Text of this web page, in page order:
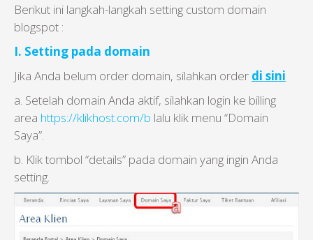
Berikut ini langkah-langkah setting custom domain
blogspot :
I. Setting pada domain
Jika Anda belum order domain, silahkan order di sini
a. Setelah domain Anda aktif, silahkan login ke billing
area https://klikhost.com/b lalu klik menu “Domain
Saya”.
b. Klik tombol “details” pada domain yang ingin Anda
setting.